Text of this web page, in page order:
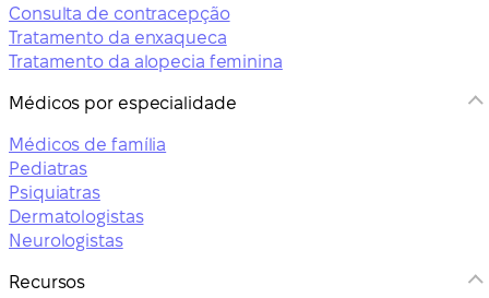
Consulta de contracepção
Tratamento da enxaqueca
Tratamento da alopecia feminina
Médicos por especialidade
Médicos de família
Pediatras
Psiquiatras
Dermatologistas
Neurologistas
Recursos